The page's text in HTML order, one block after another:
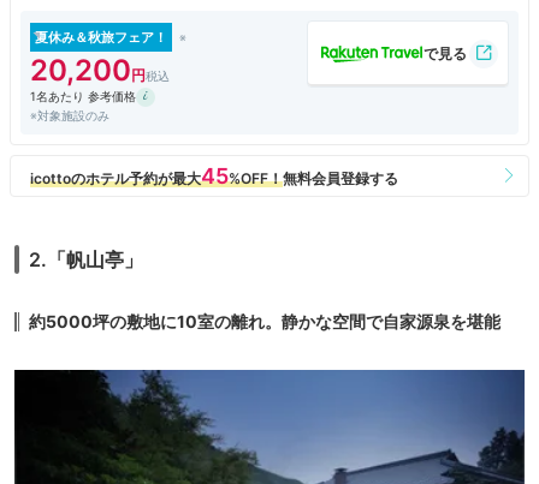
夏休み＆秋旅フェア！
20,200
1名あたり 参考価格
※対象施設のみ
2.「帆山亭」
約5000坪の敷地に10室の離れ。静かな空間で自家源泉を堪能